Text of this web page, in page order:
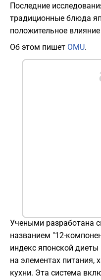
Последние
традиционные блюда
положительное
Об этом пишет OMU.
Учеными разработана
названием "12-
индекс японской
на элементах питания,
кухни. Эта система